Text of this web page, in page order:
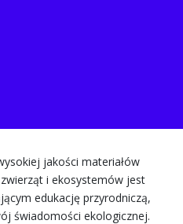
jakości materiałów
i ekosystemów jest
edukację przyrodniczą,
świadomości ekologicznej.